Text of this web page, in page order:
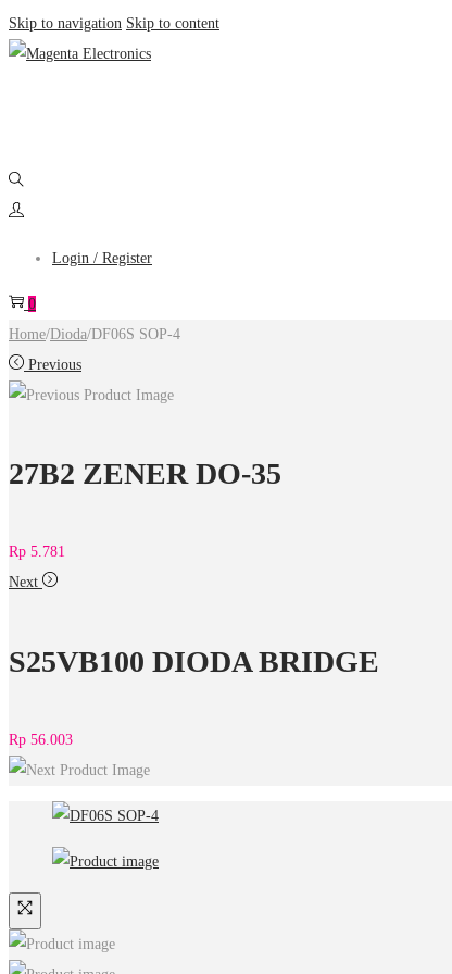
Skip to navigation Skip to content
Login / Register
0
Home/Dioda/DF06S SOP-4
Previous
27B2 ZENER DO-35
Rp 5.781
Next
S25VB100 DIODA BRIDGE
Rp 56.003